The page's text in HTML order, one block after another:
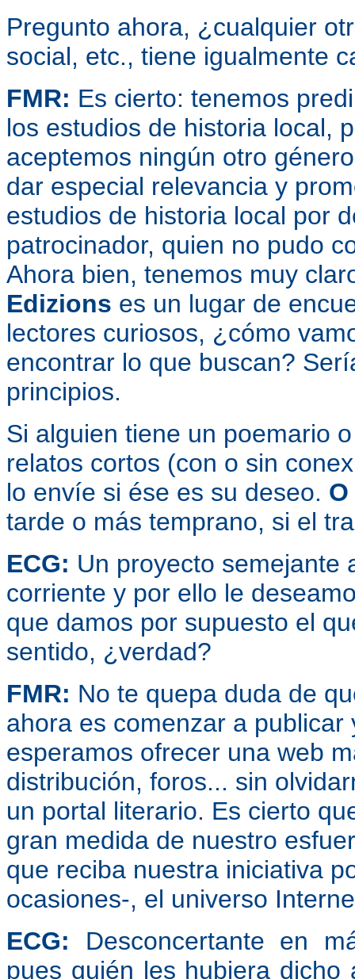
Pregunto ahora, ¿cualquier
social, etc., tiene igualmente
FMR: Es cierto: tenemos
los estudios de historia local,
aceptemos ningún otro
dar especial relevancia y
estudios de historia local por
patrocinador, quien no pudo
Ahora bien, tenemos muy
Edizions es un lugar de
lectores curiosos, ¿cómo
encontrar lo que buscan?
principios.
Si alguien tiene un poemario
relatos cortos (con o sin
lo envíe si ése es su deseo.
tarde o más temprano, si el
ECG: Un proyecto semejante
corriente y por ello le
que damos por supuesto el
sentido, ¿verdad?
FMR: No te quepa duda de
ahora es comenzar a
esperamos ofrecer una web
distribución, foros... sin
un portal literario. Es cierto
gran medida de nuestro
que reciba nuestra iniciativa
ocasiones-, el universo
ECG: Desconcertante en
pues quién les hubiera